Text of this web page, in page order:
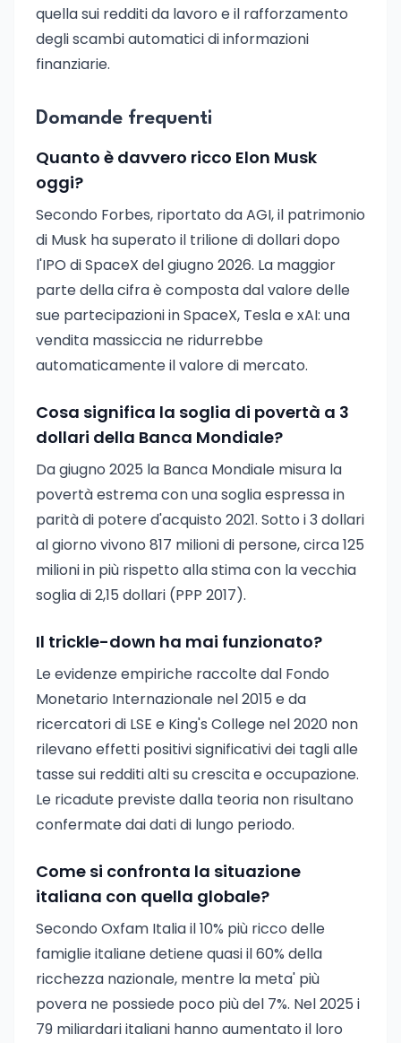
quella sui redditi da lavoro e il rafforzamento
degli scambi automatici di informazioni
finanziarie.
Domande frequenti
Quanto è davvero ricco Elon Musk
oggi?
Secondo Forbes, riportato da AGI, il patrimonio
di Musk ha superato il trilione di dollari dopo
l'IPO di SpaceX del giugno 2026. La maggior
parte della cifra è composta dal valore delle
sue partecipazioni in SpaceX, Tesla e xAI: una
vendita massiccia ne ridurrebbe
automaticamente il valore di mercato.
Cosa significa la soglia di povertà a 3
dollari della Banca Mondiale?
Da giugno 2025 la Banca Mondiale misura la
povertà estrema con una soglia espressa in
parità di potere d'acquisto 2021. Sotto i 3 dollari
al giorno vivono 817 milioni di persone, circa 125
milioni in più rispetto alla stima con la vecchia
soglia di 2,15 dollari (PPP 2017).
Il trickle-down ha mai funzionato?
Le evidenze empiriche raccolte dal Fondo
Monetario Internazionale nel 2015 e da
ricercatori di LSE e King's College nel 2020 non
rilevano effetti positivi significativi dei tagli alle
tasse sui redditi alti su crescita e occupazione.
Le ricadute previste dalla teoria non risultano
confermate dai dati di lungo periodo.
Come si confronta la situazione
italiana con quella globale?
Secondo Oxfam Italia il 10% più ricco delle
famiglie italiane detiene quasi il 60% della
ricchezza nazionale, mentre la meta' più
povera ne possiede poco più del 7%. Nel 2025 i
79 miliardari italiani hanno aumentato il loro